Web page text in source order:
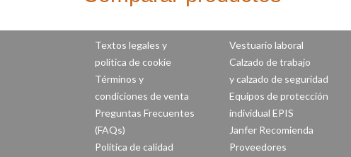
Textos legales y
política de cookie
Términos y
condiciones de venta
Preguntas Frecuentes
(FAQs)
Política de calidad
Vestuario laboral
Calzado de trabajo
y calzado de seguridad
Equipos de protección
individual EPIS
Janfer Recomienda
Proveedores